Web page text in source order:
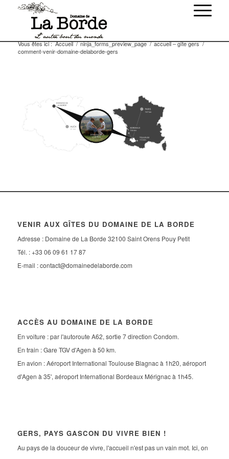
Vous êtes ici : Accueil / ninja_forms_preview_page / accueil – gîte gers /
comment-venir-domaine-delaborde-gers
VENIR AUX GÎTES DU DOMAINE DE LA BORDE
Adresse : Domaine de La Borde 32100 Saint Orens Pouy Petit
Tél. : +33 06 09 61 17 87
E-mail :contact@domainedelaborde.com
ACCÈS AU DOMAINE DE LA BORDE
En voiture : par l'autoroute A62, sortie 7 direction Condom.
En train : Gare TGV d'Agen à 50 km.
En avion : Aéroport International Toulouse Blagnac à 1h20, aéroport
d'Agen à 35', aéroport International Bordeaux Mérignac à 1h45.
GERS, PAYS GASCON DU VIVRE BIEN !
Au pays de la douceur de vivre, l'accueil n'est pas un vain mot. Ici, on